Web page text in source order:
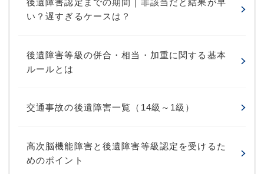
後遺障害認定までの期間｜非該当だと結果が早
い？遅すぎるケースは？
後遺障害等級の併合・相当・加重に関する基本
ルールとは
交通事故の後遺障害一覧（14級～1級）
高次脳機能障害と後遺障害等級認定を受けるた
めのポイント